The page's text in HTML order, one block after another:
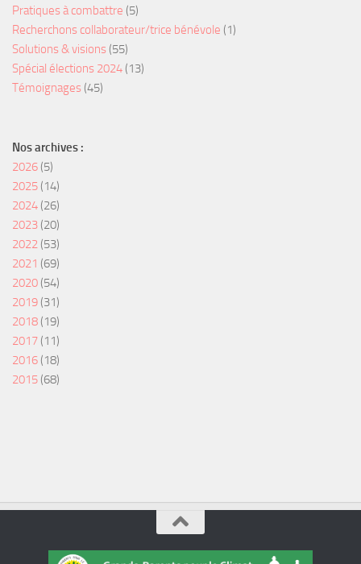
Pratiques à combattre (5)
Recherchons collaborateur/trice bénévole (1)
Solutions & visions (55)
Spécial élections 2024 (13)
Témoignages (45)
Nos archives :
2026 (5)
2025 (14)
2024 (26)
2023 (20)
2022 (53)
2021 (69)
2020 (54)
2019 (31)
2018 (19)
2017 (11)
2016 (18)
2015 (68)